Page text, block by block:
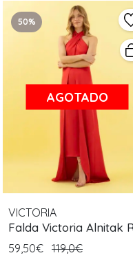
50%
AGOTADO
VICTORIA
Falda Victoria Alnitak
59,50€ 119,0€